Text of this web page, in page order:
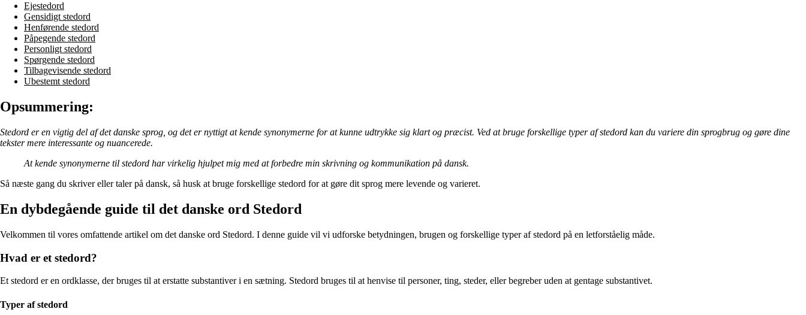
Ejestedord
Gensidigt stedord
Henførende stedord
Påpegende stedord
Personligt stedord
Spørgende stedord
Tilbagevisende stedord
Ubestemt stedord
Opsummering:
Stedord er en vigtig del af det danske sprog, og det er nyttigt at kende synonymerne for at kunne udtrykke sig klart og præcist. Ved at bruge forskellige typer af stedord kan du variere din sprogbrug og gøre dine
tekster mere interessante og nuancerede.
At kende synonymerne til stedord har virkelig hjulpet mig med at forbedre min skrivning og kommunikation på dansk.
Så næste gang du skriver eller taler på dansk, så husk at bruge forskellige stedord for at gøre dit sprog mere levende og varieret.
En dybdegående guide til det danske ord Stedord
Velkommen til vores omfattende artikel om det danske ord Stedord. I denne guide vil vi udforske betydningen, brugen og forskellige typer af stedord på en letforståelig måde.
Hvad er et stedord?
Et stedord er en ordklasse, der bruges til at erstatte substantiver i en sætning. Stedord bruges til at henvise til personer, ting, steder, eller begreber uden at gentage substantivet.
Typer af stedord